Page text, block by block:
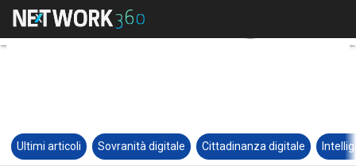
Ultimi articoli Sovranità digitale Cittadinanza digitale